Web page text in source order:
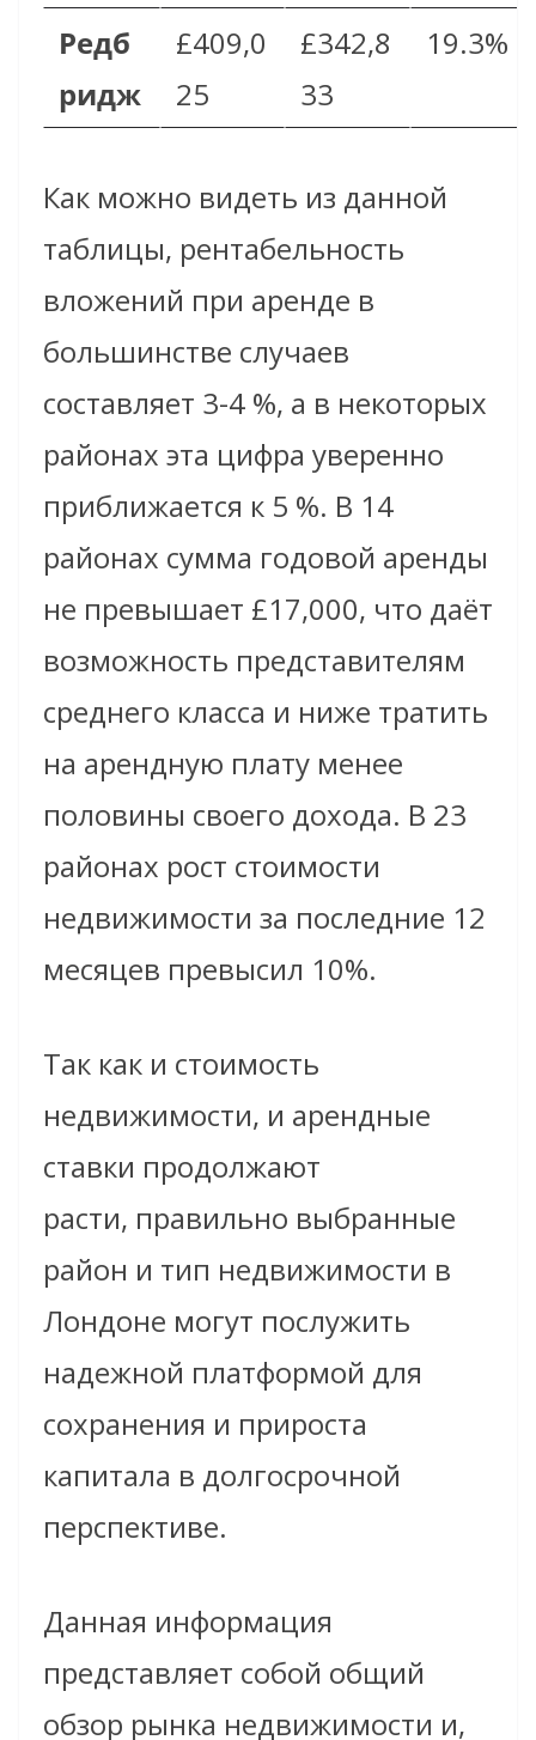
Редб
ридж
£409,0
25
£342,8
33
19.3%
Как можно видеть из данной
таблицы, рентабельность
вложений при аренде в
большинстве случаев
составляет 3-4 %, а в некоторых
районах эта цифра уверенно
приближается к 5 %. В 14
районах сумма годовой аренды
не превышает £17,000, что даёт
возможность представителям
среднего класса и ниже тратить
на арендную плату менее
половины своего дохода. В 23
районах рост стоимости
недвижимости за последние 12
месяцев превысил 10%.
Так как и стоимость
недвижимости, и арендные
ставки продолжают
расти, правильно выбранные
район и тип недвижимости в
Лондоне могут послужить
надежной платформой для
сохранения и прироста
капитала в долгосрочной
перспективе.
Данная информация
представляет собой общий
обзор рынка недвижимости и,